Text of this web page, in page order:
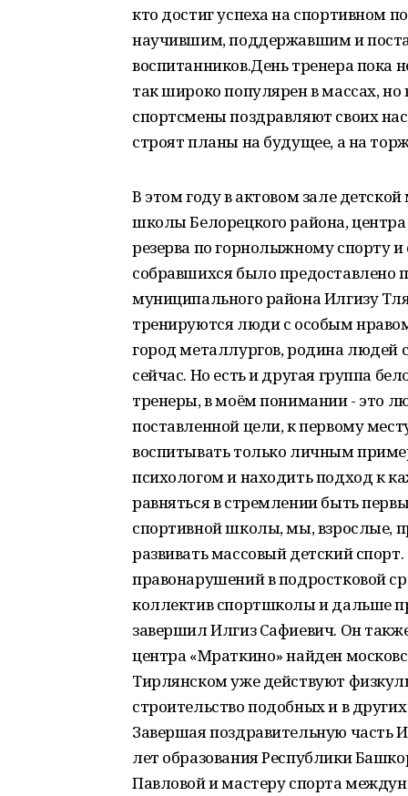
кто достиг успеха на спортивном
научившим, поддержавшим и
воспитанников.День тренера пока
так широко популярен в массах,
спортсмены поздравляют своих
строят планы на будущее, а на
В этом году в актовом зале
школы Белорецкого района,
резерва по горнолыжному спорту
собравшихся было
муниципального района Илгизу
тренируются люди с особым
город металлургов, родина людей
сейчас. Но есть и другая группа
тренеры, в моём понимании - это
поставленной цели, к первому
воспитывать только личным
психологом и находить подход к
равняться в стремлении быть
спортивной школы, мы, взрослые,
развивать массовый детский
правонарушений в подростковой
коллектив спортшколы и дальше
завершил Илгиз Сафиевич. Он
центра «Мраткино» найден
Тирлянском уже действуют
строительство подобных и в
Завершая поздравительную часть
лет образования Республики
Павловой и мастеру спорта